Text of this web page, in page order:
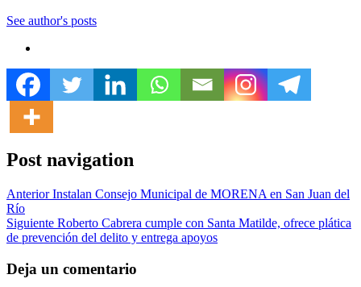
See author's posts
Post navigation
AnteriorInstalan Consejo Municipal de MORENA en San Juan del
Río
Siguiente Roberto Cabrera cumple con Santa Matilde, ofrece plática
de prevención del delito y entrega apoyos
Deja un comentario